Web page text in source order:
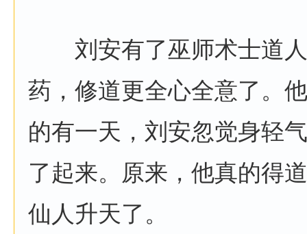
刘安有了巫师术士道人
药，修道更全心全意了。
的有一天，刘安忽觉身轻
了起来。原来，他真的得
仙人升天了。